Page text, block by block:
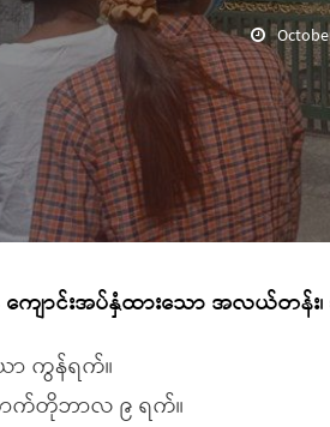
င် ကျောင်းအပ်နှံထားသော အလယ်တ
ာ ကွန်ရက်။
ောက်တိုဘာလ ၉ ရက်။